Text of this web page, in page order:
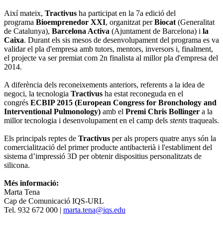
Així mateix, Tractivus ha participat en la 7a edició del
programa Bioemprenedor XXI, organitzat perBiocat (Generalitat
de Catalunya), Barcelona Activa (Ajuntament de Barcelona) i la
Caixa. Durant els sis mesos de desenvolupament del programa es va
validar el pla d'empresa amb tutors, mentors, inversors i, finalment,
el projecte va ser premiat com 2n finalista al millor pla d'empresa del
2014.
A diferència dels reconeixements anteriors, referents a la idea de
negoci, la tecnologia Tractivus ha estat reconeguda en el
congrés ECBIP 2015 (European Congress for Bronchology and
Interventional Pulmonology) amb el Premi Chris Bollinger a la
millor tecnologia i desenvolupament en el camp dels stents traqueals.
Els principals reptes de Tractivus per als propers quatre anys són la
comercialització del primer producte antibacterià i l'establiment del
sistema d’impressió 3D per obtenir dispositius personalitzats de
silicona.
Més informació:
Marta Tena
Cap de Comunicació IQS-URL
Tel. 932 672 000 | marta.tena@iqs.edu